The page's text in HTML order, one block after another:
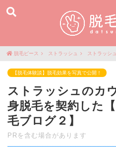
脱毛ピース ストラッシュ ストラッシ
【脱毛体験談】脱毛効果を写真で公開！
ストラッシュのカ
身脱毛を契約した
毛ブログ２】
PRを含む場合があります